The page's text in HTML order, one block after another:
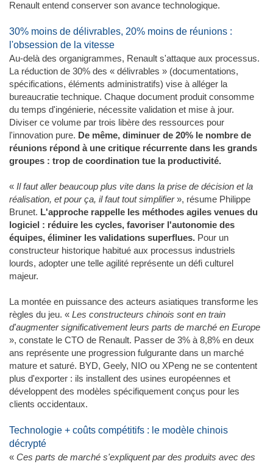
Renault entend conserver son avance technologique.
30% moins de délivrables, 20% moins de réunions :
l'obsession de la vitesse
Au-delà des organigrammes, Renault s'attaque aux processus.
La réduction de 30% des « délivrables » (documentations,
spécifications, éléments administratifs) vise à alléger la
bureaucratie technique. Chaque document produit consomme
du temps d'ingénierie, nécessite validation et mise à jour.
Diviser ce volume par trois libère des ressources pour
l'innovation pure. De même, diminuer de 20% le nombre de
réunions répond à une critique récurrente dans les grands
groupes : trop de coordination tue la productivité.
« Il faut aller beaucoup plus vite dans la prise de décision et la
réalisation, et pour ça, il faut tout simplifier», résume Philippe
Brunet. L'approche rappelle les méthodes agiles venues du
logiciel : réduire les cycles, favoriser l'autonomie des
équipes, éliminer les validations superflues. Pour un
constructeur historique habitué aux processus industriels
lourds, adopter une telle agilité représente un défi culturel
majeur.
La montée en puissance des acteurs asiatiques transforme les
règles du jeu. « Les constructeurs chinois sont en train
d'augmenter significativement leurs parts de marché en Europe
», constate le CTO de Renault. Passer de 3% à 8,8% en deux
ans représente une progression fulgurante dans un marché
mature et saturé. BYD, Geely, NIO ou XPeng ne se contentent
plus d'exporter : ils installent des usines européennes et
développent des modèles spécifiquement conçus pour les
clients occidentaux.
Technologie + coûts compétitifs : le modèle chinois
décrypté
« Ces parts de marché s'expliquent par des produits avec des